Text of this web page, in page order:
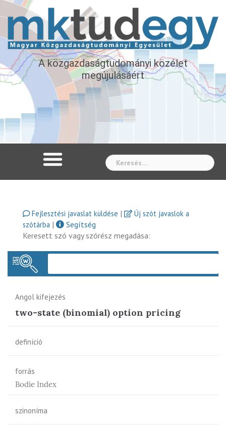
A közgazdaságtudományi közélet
megújulásáért
Fejlesztési javaslat küldése |
Új szót javaslok a
szótárba |
Segítség
Keresett szó vagy szórész megadása:
Angol kifejezés
two-state (binomial) option pricing
definíció
forrás
Bodie Index
szinoníma